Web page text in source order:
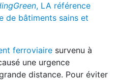
, LA référence
de bâtiments sains et
ferroviaire survenu à
une urgence
distance. Pour éviter